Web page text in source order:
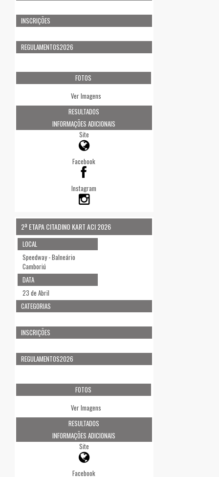
INSCRIÇÕES
REGULAMENTOS2026
FOTOS
Ver Imagens
RESULTADOS
INFORMAÇÕES ADICIONAIS
Site
Facebook
Instagram
2ª ETAPA CITADINO KART ACI 2026
LOCAL
Speedway - Balneário
Camboriú
DATA
23 de Abril
CATEGORIAS
INSCRIÇÕES
REGULAMENTOS2026
FOTOS
Ver Imagens
RESULTADOS
INFORMAÇÕES ADICIONAIS
Site
Facebook